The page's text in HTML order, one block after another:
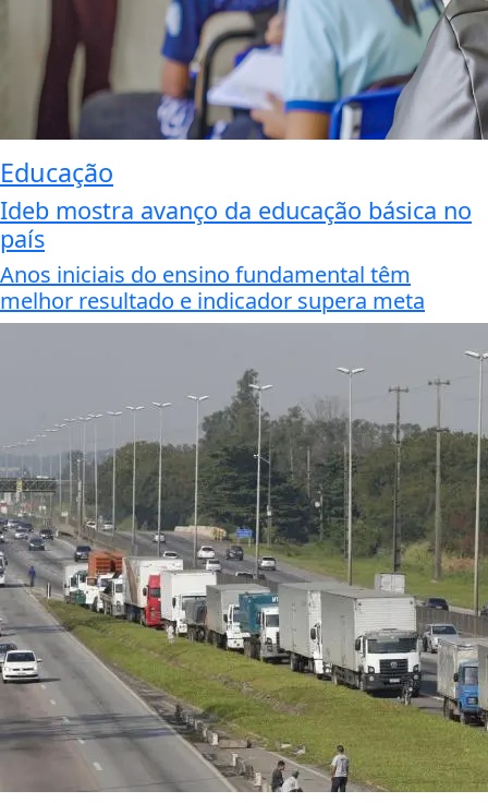
Educação
Ideb mostra avanço da educação básica no
país
Anos iniciais do ensino fundamental têm
melhor resultado e indicador supera meta